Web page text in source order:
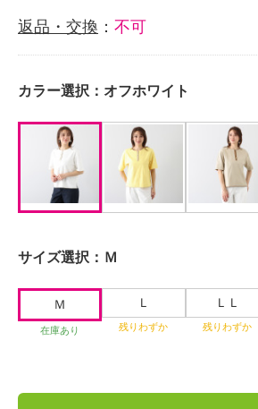
返品・交換 ： 不可
カラー選択： オフホワイト
サイズ選択： Ｍ
Ｍ
在庫あり
Ｌ
残りわずか
ＬＬ
残りわずか